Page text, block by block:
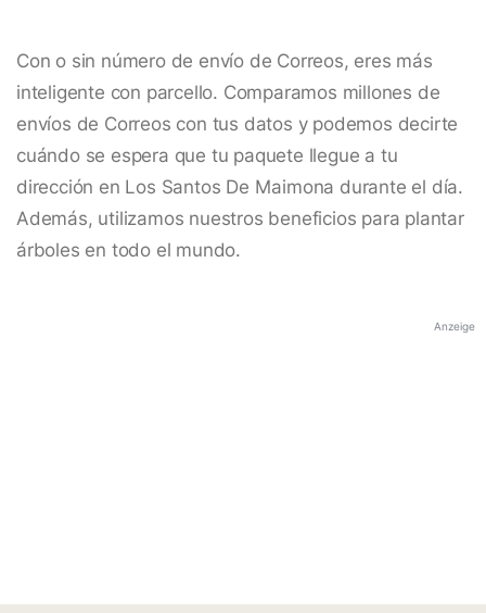
Con o sin número de envío de Correos, eres más
inteligente con parcello. Comparamos millones de
envíos de Correos con tus datos y podemos decirte
cuándo se espera que tu paquete llegue a tu
dirección en Los Santos De Maimona durante el día.
Además, utilizamos nuestros beneficios para plantar
árboles en todo el mundo.
Anzeige